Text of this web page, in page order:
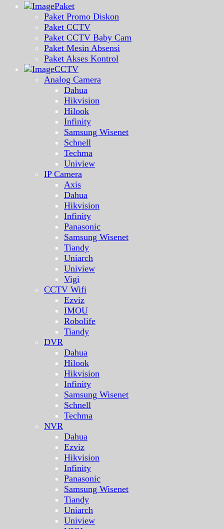
Paket
Paket Promo Diskon
Paket CCTV
Paket CCTV Baby Cam
Paket Mesin Absensi
Paket Akses Kontrol
CCTV
Analog Camera
Dahua
Hikvision
Hilook
Infinity
Samsung Wisenet
Schnell
Techma
Uniview
IP Camera
Axis
Dahua
Hikvision
Infinity
Panasonic
Samsung Wisenet
Tiandy
Uniarch
Uniview
Vigi
CCTV Wifi
Ezviz
IMOU
Robolife
Tiandy
DVR
Dahua
Hilook
Hikvision
Infinity
Samsung Wisenet
Schnell
Techma
NVR
Dahua
Ezviz
Hikvision
Infinity
Panasonic
Samsung Wisenet
Tiandy
Uniarch
Uniview